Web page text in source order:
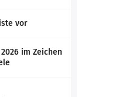
vor
im Zeichen